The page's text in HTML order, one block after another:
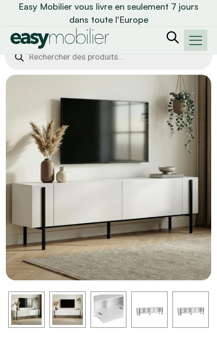
Easy Mobilier vous livre en seulement 7 jours
dans toute l'Europe
Recherche
de